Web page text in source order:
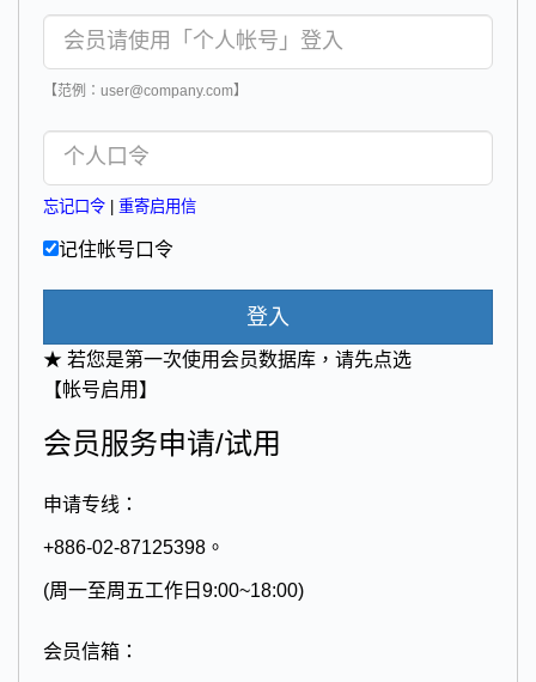
【范例：user@company.com】
忘记口令 重寄启用信
记住帐号口令
登入
★ 若您是第一次使用会员数据库，请先点选
【帐号启用】
会员服务申请/试用
申请专线：
+886-02-87125398。
(周一至周五工作日9:00~18:00)
会员信箱：